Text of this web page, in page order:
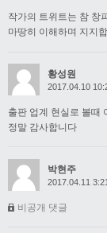
작가의 트위트는 참 창
마땅히 이해하며 지지
황성원
2017.04.10
출판 업계 현실로 볼때
정말 감사합니다
박현주
2017.04.11
비공개 댓글